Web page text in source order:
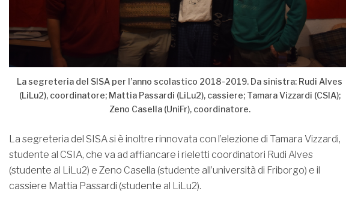
La segreteria del SISA per l’anno scolastico 2018-2019. Da sinistra: Rudi Alves
(LiLu2), coordinatore; Mattia Passardi (LiLu2), cassiere; Tamara Vizzardi (CSIA);
Zeno Casella (UniFr), coordinatore.
La segreteria del SISA si è inoltre rinnovata con l’elezione di Tamara Vizzardi,
studente al CSIA, che va ad affiancare i rieletti coordinatori Rudi Alves
(studente al LiLu2) e Zeno Casella (studente all’università di Friborgo) e il
cassiere Mattia Passardi (studente al LiLu2).